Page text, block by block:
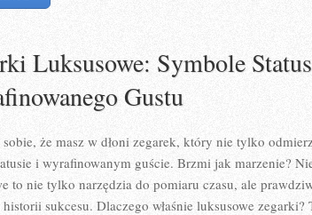
Luksusowe: Symbole
Gustu
że masz w dłoni zegarek, który nie tylko
i wyrafinowanym guście. Brzmi jak marzenie?
to nie tylko narzędzia do pomiaru czasu, ale
sukcesu. Dlaczego właśnie luksusowe